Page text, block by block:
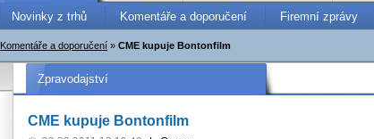
Novinky z trhů Komentáře a doporučení Firemní zprávy
Komentáře a doporučení » CME kupuje Bontonfilm
Zpravodajství
CME kupuje Bontonfilm